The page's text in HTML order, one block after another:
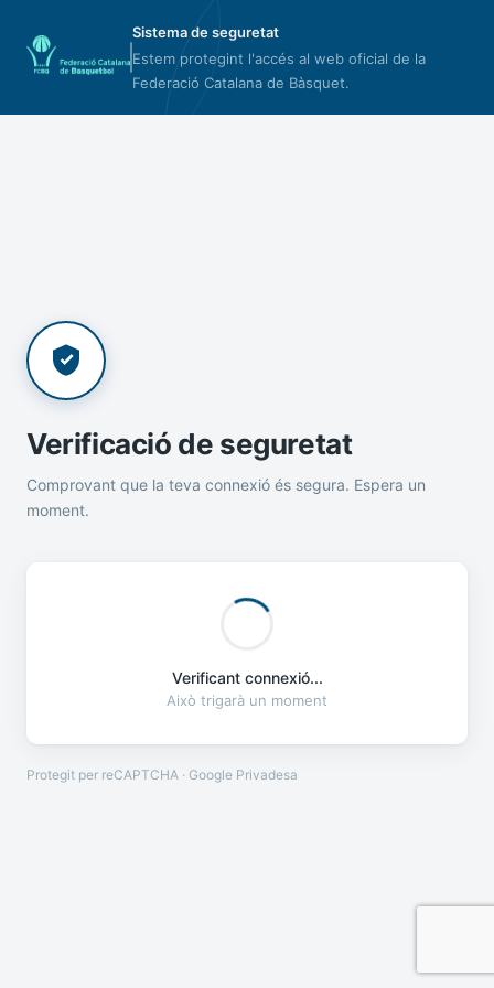
Sistema de seguretat
Estem protegint l'accés al web oficial de la
Federació Catalana de Bàsquet.
Verificació de seguretat
Comprovant que la teva connexió és segura. Espera un
moment.
Verificant connexió...
Això trigarà un moment
Protegit per reCAPTCHA · Google Privadesa